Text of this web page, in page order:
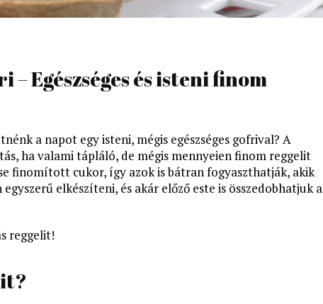
Egészséges és isteni finom
a napot egy isteni, mégis egészséges gofrival? A
ha valami tápláló, de mégis mennyeien finom reggelit
finomított cukor, így azok is bátran fogyaszthatják, akik
elkészíteni, és akár előző este is összedobhatjuk a
reggelit!